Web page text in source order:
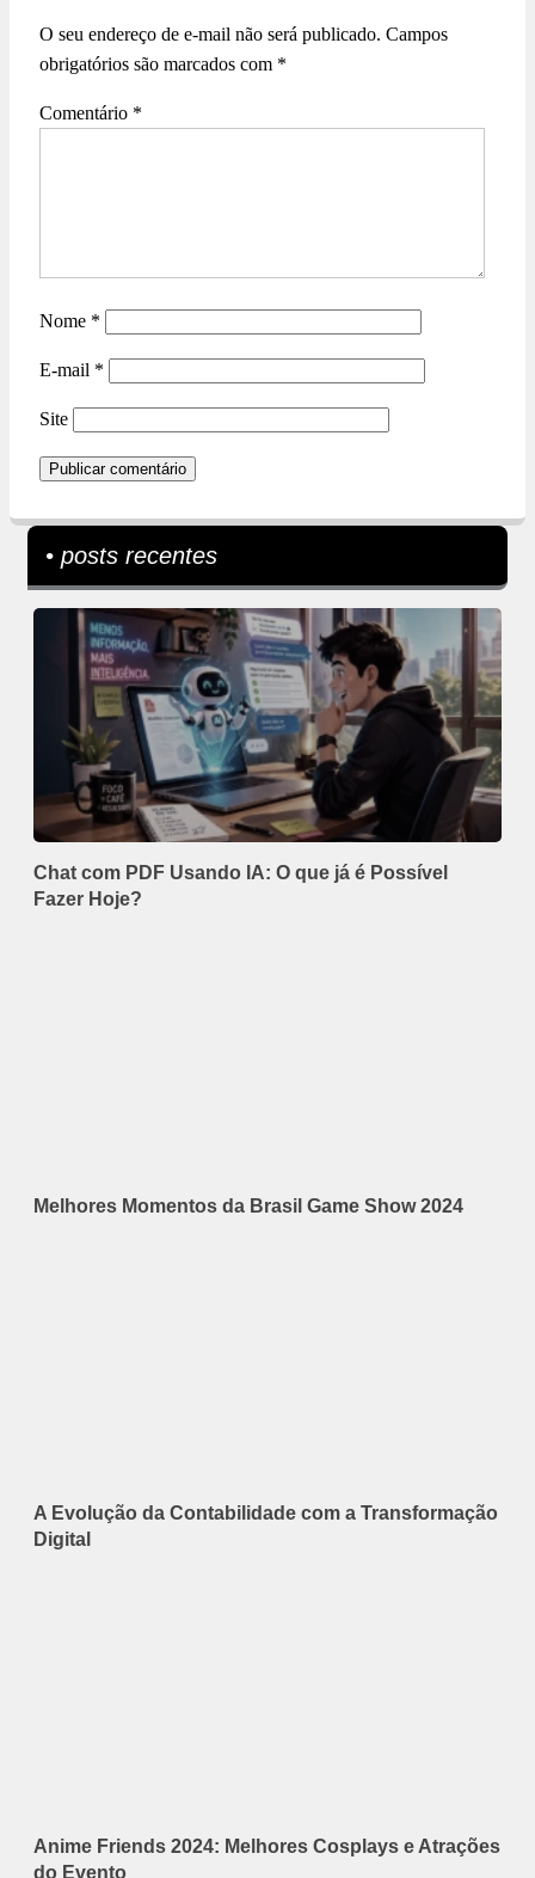
O seu endereço de e-mail não será publicado. Campos
obrigatórios são marcados com *
Comentário *
Nome *
E-mail *
Site
• posts recentes
Chat com PDF Usando IA: O que já é Possível
Fazer Hoje?
Melhores Momentos da Brasil Game Show 2024
A Evolução da Contabilidade com a Transformação
Digital
Anime Friends 2024: Melhores Cosplays e Atrações
do Evento